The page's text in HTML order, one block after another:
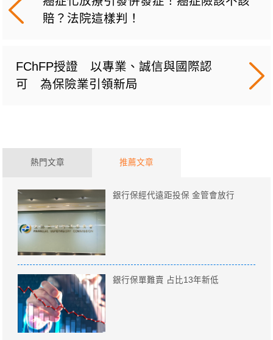
賠？法院這樣判！
FChFP授證 以專業、誠信與國際認
可 為保險業引領新局
熱門文章 推薦文章
銀行保經代遠距投保 金管會放行
銀行保單難賣 占比13年新低